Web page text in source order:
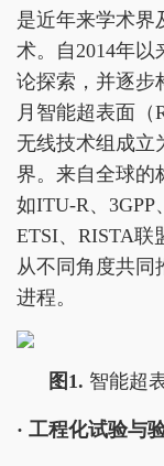
是近年来学术界
术。自2014年
论探索，并逐步
月智能超表面（
无线技术组成立
界。来自全球的
如ITU-R、3GPP
ETSI、RISTA联
从不同角度共同
进程。
图1. 智能超
· 工程化试验与